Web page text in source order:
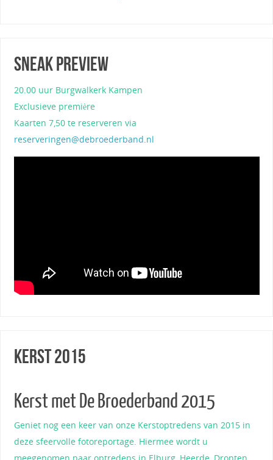
Sneak preview
20.00 uur Burgwalkerk Kampen
Exclusieve première
Kaarten 7,50 te reserveren via
reserveringen@debroederband.nl
Kerst 2015
Kerst met De Broederband 2015
Geniet nog een keer van onze Kerstoptredens van 2015 in
deze sfeervolle fotoreportage. Hiermee wordt u